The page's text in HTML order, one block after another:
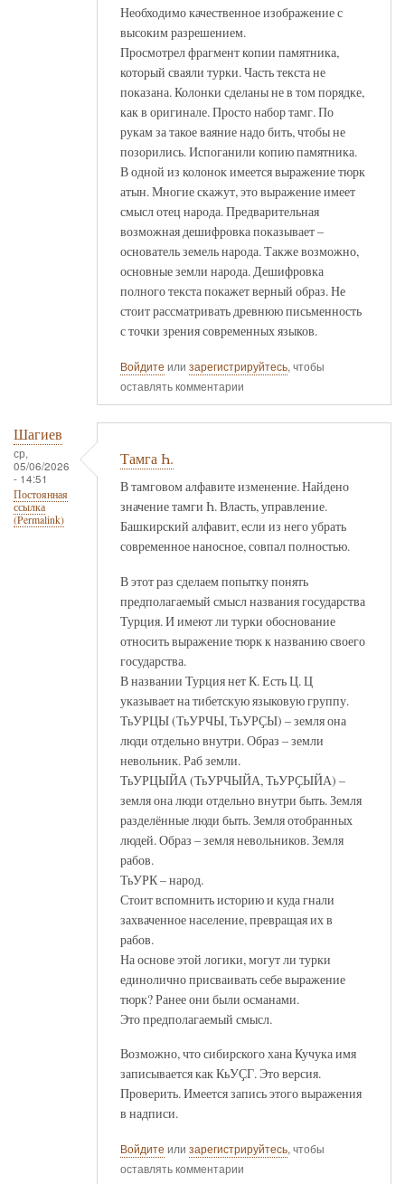
Необходимо качественное изображение с
высоким разрешением.
Просмотрел фрагмент копии памятника,
который сваяли турки. Часть текста не
показана. Колонки сделаны не в том порядке,
как в оригинале. Просто набор тамг. По
рукам за такое ваяние надо бить, чтобы не
позорились. Испоганили копию памятника.
В одной из колонок имеется выражение тюрк
атын. Многие скажут, это выражение имеет
смысл отец народа. Предварительная
возможная дешифровка показывает –
основатель земель народа. Также возможно,
основные земли народа. Дешифровка
полного текста покажет верный образ. Не
стоит рассматривать древнюю письменность
с точки зрения современных языков.
Войдите или зарегистрируйтесь, чтобы
оставлять комментарии
Шагиев
ср,
05/06/2026
- 14:51
Постоянная
ссылка
(Permalink)
Тамга Һ.
В тамговом алфавите изменение. Найдено
значение тамги Һ. Власть, управление.
Башкирский алфавит, если из него убрать
современное наносное, совпал полностью.
В этот раз сделаем попытку понять
предполагаемый смысл названия государства
Турция. И имеют ли турки обоснование
относить выражение тюрк к названию своего
государства.
В названии Турция нет К. Есть Ц. Ц
указывает на тибетскую языковую группу.
ТьУРЦЫ (ТьУРЧЫ, ТьУРҪЫ) – земля она
люди отдельно внутри. Образ – земли
невольник. Раб земли.
ТьУРЦЫЙА (ТьУРЧЫЙА, ТьУРҪЫЙА) –
земля она люди отдельно внутри быть. Земля
разделённые люди быть. Земля отобранных
людей. Образ – земля невольников. Земля
рабов.
ТьУРК – народ.
Стоит вспомнить историю и куда гнали
захваченное население, превращая их в
рабов.
На основе этой логики, могут ли турки
единолично присваивать себе выражение
тюрк? Ранее они были османами.
Это предполагаемый смысл.
Возможно, что сибирского хана Кучука имя
записывается как КьУҪГ. Это версия.
Проверить. Имеется запись этого выражения
в надписи.
Войдите или зарегистрируйтесь, чтобы
оставлять комментарии